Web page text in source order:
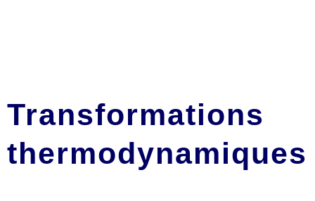
Transformations
thermodynamiques